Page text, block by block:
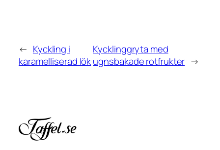
← Kyckling i
karamelliserad lök
Kycklinggryta med
ugnsbakade rotfrukter →